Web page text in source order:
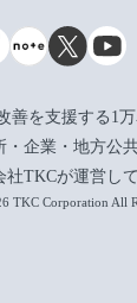
善を支援する1
企業・地方公
TKCが運営して
TKC Corporation All